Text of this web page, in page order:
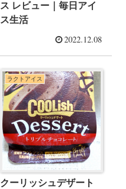
ス レビュー｜毎日アイ
ス生活
2022.12.08
ラクトアイス
クーリッシュデザート